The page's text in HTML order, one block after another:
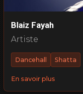
Blaiz Fayah
Artiste
Dancehall Shatta
En savoir plus